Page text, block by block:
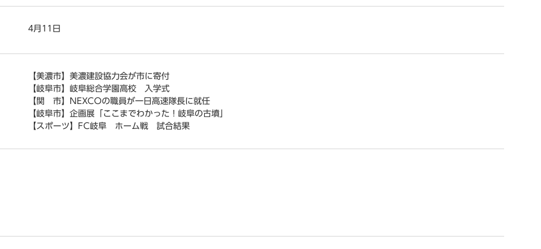
4月11日
【美濃市】美濃建設協力会が市に寄付
【岐阜市】岐阜総合学園高校 入学式
【関 市】NEXCOの職員が一日高速隊長に就任
【岐阜市】企画展「ここまでわかった！岐阜の古墳」
【スポーツ】FC岐阜 ホーム戦 試合結果